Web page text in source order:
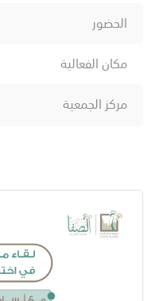
الحضور
مكان الفعالية
مركز الجمعية